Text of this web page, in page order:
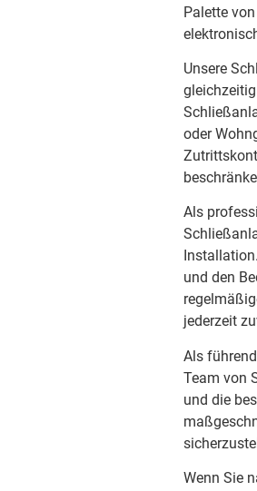
Palette
Unsere
oder
Als
und den
jederzeit
Als
Team von
und die
Wenn Sie